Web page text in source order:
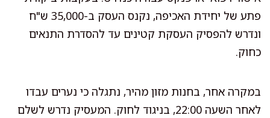
פתע של יחידת האכיפה, נקנס העסק ב-35,000 ש"ח
ונדרש להפסיק העסקת קטינים עד להסדרת התנאים
כחוק.
במקרה אחר, בחנות מזון מהיר, נתגלה כי נערים עבדו
לאחר השעה 22:00, בניגוד לחוק. המעסיק נדרש לשלם